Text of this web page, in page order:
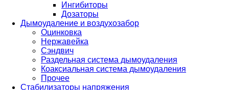
Ингибиторы
Дозаторы
Дымоудаление и воздухозабор
Оцинковка
Нержавейка
Сэндвич
Раздельная система дымоудаления
Коаксиальная система дымоудаления
Прочее
Стабилизаторы напряжения